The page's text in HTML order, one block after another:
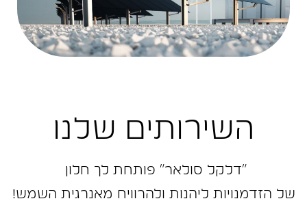
השירותים שלנו
״דלקל ‬סולאר״‭ ‬פותחת‭ ‬לך‭ ‬חלון‭ ‬
של‭ ‬הזדמנויות‭ ‬ליהנות‭ ‬ולהרוויח‭ ‬מאנרגית‭ ‬השמש‭!‬